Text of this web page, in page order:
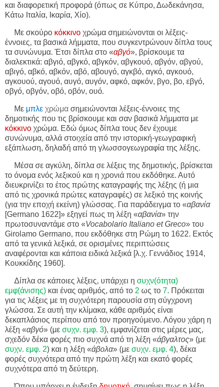
και διαφορετική προφορά (όπως σε Κύπρο, Δωδεκάνησα,
Κάτω Ιταλία, Ικαρία, Χίο).
Με σκούρο κόκκινοχρώμα σημειώνονται οι λέξεις-
έννοιες, τα βασικά λήμματα, που συγκεντρώνουν δίπλα τους
τα συνώνυμα. Έτσι δίπλα στο «αβγό», βρίσκουμε τα
διαλεκτικά: αβγιό, αβγκό, αβγκόν, αβγκουό, αβγόν, αβγού,
αβιγό, αβκό, αβκόν, αβό, αβουγό, αγκβό, αγκό, αγκουό,
αγκουού, αγουό, αυγό, αυγόν, αφκό, αφκόν, βγο, βο, εβγό,
οβγό, οβγόν, οβό, οβόν, ουό.
Με μπλε χρώμα σημειώνονται λέξεις-έννοιες της
δημοτικής που τις βρίσκουμε και σαν βασικά λήμματα με
κόκκινο χρώμα. Εδώ όμως δίπλα τους δεν έχουμε
συνώνυμα, αλλά στοιχεία από την ιστορική-γεωγραφική
εξάπλωση, δηλαδή από τη γλωσσογεωγραφία της λέξης.
Μέσα σε αγκύλη, δίπλα σε λέξεις της δημοτικής, βρίσκεται
το όνομα ενός λεξικού και η χρονιά που εκδόθηκε. Αυτό
διευκρινίζει το έτος πρώτης καταγραφής της λέξης (ή μια
από τις χρονικά πρώτες καταγραφές) σε λεξικό της κοινής
(για την εποχή εκείνη) γλώσσας. Για παράδειγμα το «αβανία
[Germano 1622]» εξηγεί πως τη λέξη «αβανία» την
πρωτοσυναντάμε στο «Vocabolario Italiano et Greco» του
Girolamo Germano, που εκδόθηκε στη Ρώμη το 1622. Εκτός
από τα γενικά λεξικά, σε ορισμένες περιπτώσεις
αναφέρονται και κάποια ειδικά λεξικά [λ.χ. Γεννάδιος 1914,
Κουκκίδης 1960].
Δίπλα σε κάποιες λέξεις, υπάρχει η συχν(ότητα)
εμφ(άνισης) και ένας αριθμός, από το 2 ως το 7. Πρόκειται
για τις λέξεις με τη συχνότερη παρουσία στη σύγχρονη
γλώσσα. Σε αυτή την κλίμακα, κάθε αριθμός είναι
δεκαπλάσιος περίπου από τον προηγούμενο. Λόγου χάρη η
λέξη «αβγό» (με συχν. εμφ. 3), εμφανίζεται στις μέρες μας,
σχεδόν δέκα φορές πιο συχνά από τη λέξη «άβγαλτος» (με
συχν. εμφ. 2) και η λέξη «άβολα» (με συχν. εμφ. 4), δέκα
φορές συχνότερα από την πρώτη λέξη και εκατό φορές
συχνότερα από τη δεύτερη.